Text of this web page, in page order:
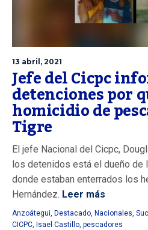
13 abril, 2021
Jefe del Cicpc
detenciones por
homicidio de
Tigre
El jefe Nacional del Cicpc,
los detenidos está el dueño de
donde estaban enterrados los
Hernández. Leer más
Anzoátegui, Destacado, Nacionales,
CICPC, Isael Castillo, pescadores